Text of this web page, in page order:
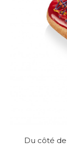
Du côté de